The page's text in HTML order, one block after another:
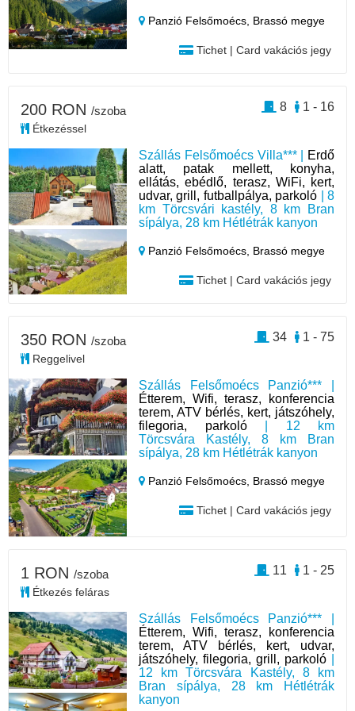
Panzió Felsőmoécs, Brassó megye
Tichet | Card vakációs jegy
Szállás Felsőmoécs Villa*** |
Erdő
alatt, patak mellett, konyha,
ellátás, ebédlő, terasz, WiFi, kert,
udvar, grill, futballpálya, parkoló | 8
km Törcsvári kastély, 8 km Bran
sípálya, 28 km Hétlétrák kanyon
Panzió Felsőmoécs, Brassó megye
Tichet | Card vakációs jegy
200 RON /szoba
Étkezéssel
1 - 16
8
Szállás Felsőmoécs Panzió*** |
Étterem, Wifi, terasz, konferencia
terem, ATV bérlés, kert, játszóhely,
filegoria, parkoló| 12 km
Törcsvára Kastély, 8 km Bran
sípálya, 28 km Hétlétrák kanyon
Panzió Felsőmoécs, Brassó megye
Tichet | Card vakációs jegy
350 RON /szoba
Reggelivel
1 - 75
34
Szállás Felsőmoécs Panzió*** |
Étterem, Wifi, terasz, konferencia
terem, ATV bérlés, kert, udvar,
játszóhely, filegoria, grill, parkoló
12 km Törcsvára Kastély, 8 km
Bran sípálya, 28 km Hétlétrák
kanyon
1 RON /szoba
Étkezés feláras
1 - 25
11